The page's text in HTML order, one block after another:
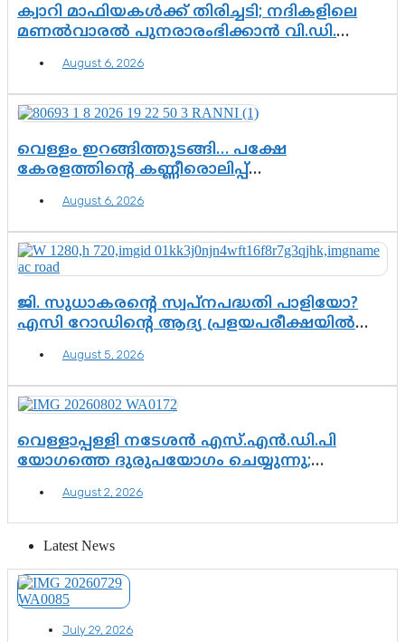
ക്വാറി മാഫിയകൾക്ക് തിരിച്ചടി; നദികളിലെ
മണൽവാരൽ പുനരാരംഭിക്കാൻ വി.ഡി.
August 6, 2026
വെള്ളം ഇറങ്ങിത്തുടങ്ങി… പക്ഷേ
കേരളത്തിന്റെ കണ്ണീരൊലിപ്പ്
August 6, 2026
ജി. സുധാകരന്റെ സ്വപ്നപദ്ധതി പാളിയോ?
എസി റോഡിന്റെ ആദ്യ പ്രളയപരീക്ഷയിൽ
August 5, 2026
വെള്ളാപ്പള്ളി നടേശൻ എസ്.എൻ.ഡി.പി
യോഗത്തെ ദുരുപയോഗം ചെയ്യുന്നു;
വിഷവിത്ത്: ഗോകുലം ഗോപാലൻ
August 2, 2026
Latest News
July 29, 2026